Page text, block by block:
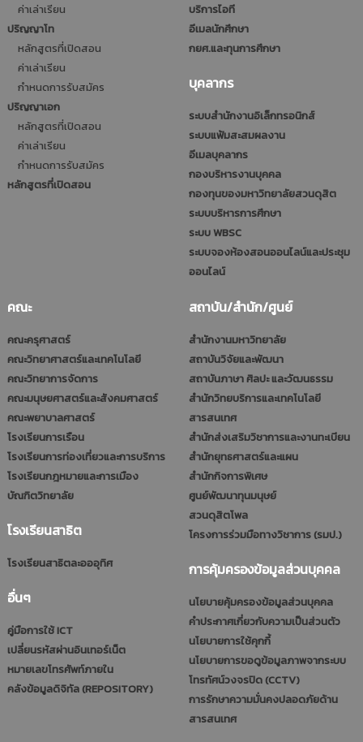
ค่าเล่าเรียน
ปริญญาโท
หลักสูตรที่เปิดสอน
ค่าเล่าเรียน
กำหนดการรับสมัคร
ปริญญาเอก
หลักสูตรที่เปิดสอน
ค่าเล่าเรียน
กำหนดการรับสมัคร
หลักสูตรที่เปิดสอน
บริการไอที
อีเมลนักศึกษา
กยศ.และทุนการศึกษา
บุคลากร
ระบบสำนักงานอิเล็กทรอนิกส์
ระบบแฟ้มสะสมผลงาน
อีเมลบุคลากร
กองบริหารงานบุคคล
กองทุนของมหาวิทยาลัยสวนดุสิต
ระบบบริหารการศึกษา
ระบบ WBSC
ระบบจองห้องสอนออนไลน์และประชุม
ออนไลน์
คณะ
คณะครุศาสตร์
คณะวิทยาศาสตร์และเทคโนโลยี
คณะวิทยาการจัดการ
คณะมนุษยศาสตร์และสังคมศาสตร์
คณะพยาบาลศาสตร์
โรงเรียนการเรือน
โรงเรียนการท่องเที่ยวและการบริการ
โรงเรียนกฎหมายและการเมือง
บัณฑิตวิทยาลัย
โรงเรียนสาธิต
โรงเรียนสาธิตละอออุทิศ
อื่นๆ
คู่มือการใช้ ICT
เปลี่ยนรหัสผ่านอินเทอร์เน็ต
หมายเลขโทรศัพท์ภายใน
คลังข้อมูลดิจิทัล (REPOSITORY)
สถาบัน/สำนัก/ศูนย์
สำนักงานมหาวิทยาลัย
สถาบันวิจัยและพัฒนา
สถาบันภาษา ศิลปะ และวัฒนธรรม
สำนักวิทยบริการและเทคโนโลยี
สารสนเทศ
สำนักส่งเสริมวิชาการและงานทะเบียน
สำนักยุทธศาสตร์และแผน
สำนักกิจการพิเศษ
ศูนย์พัฒนาทุนมนุษย์
สวนดุสิตโพล
โครงการร่วมมือทางวิชาการ (รมป.)
การคุ้มครองข้อมูลส่วนบุคคล
นโยบายคุ้มครองข้อมูลส่วนบุคคล
คำประกาศเกี่ยวกับความเป็นส่วนตัว
นโยบายการใช้คุกกี้
นโยบายการขอดูข้อมูลภาพจากระบบ
โทรทัศน์วงจรปิด (CCTV)
การรักษาความมั่นคงปลอดภัยด้าน
สารสนเทศ